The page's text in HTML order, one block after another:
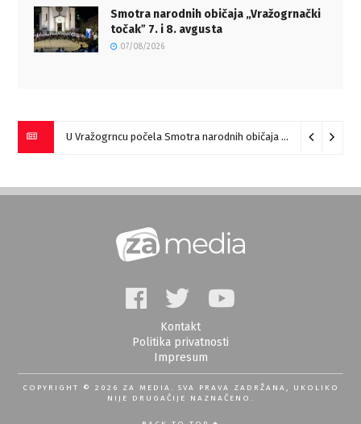
Smotra narodnih običaja „Vražogrnački
točakˮ 7. i 8. avgusta
07/08/2026
U Vražogrncu počela Smotra narodnih običaja „Vražogrnački točak“
Kontakt
Politika privatnosti
Impresum
COPYRIGHT © 2026 ZA MEDIA. SVA PRAVA ZADRŽANA, UKOLIKO
NIJE DRUGAČIJE NAZNAČENO.